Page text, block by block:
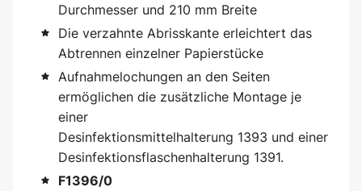
Durchmesser und 210 mm Breite
Die verzahnte Abrisskante erleichtert das
Abtrennen einzelner Papierstücke
Aufnahmelochungen an den Seiten
ermöglichen die zusätzliche Montage je
einer
Desinfektionsmittelhalterung 1393 und einer
Desinfektionsflaschenhalterung 1391.
F1396/0